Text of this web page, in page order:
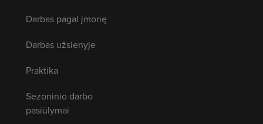
Darbas pagal įmonę
Darbas užsienyje
Praktika
Sezoninio darbo
pasiūlymai